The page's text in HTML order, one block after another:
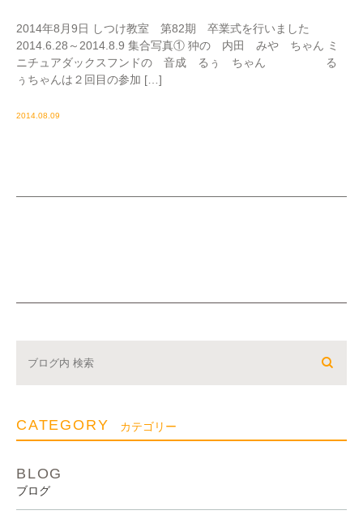
2014年8月9日 しつけ教室 第82期 卒業式を行いました
2014.6.28～2014.8.9 集合写真① 狆の 内田 みや ちゃん ミ
ニチュアダックスフンドの 音成 るぅ ちゃん る
ぅちゃんは２回目の参加 […]
2014.08.09
CATEGORY カテゴリー
BLOG
ブログ